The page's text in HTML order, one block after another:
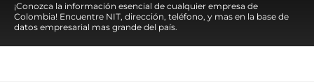
¡Conozca la información esencial de cualquier empresa de
Colombia! Encuentre NIT, dirección, teléfono, y mas en la base de
datos empresarial mas grande del país.